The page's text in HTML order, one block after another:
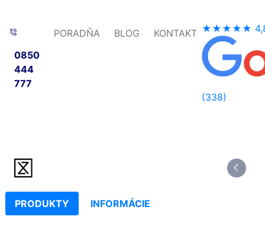
0850
444
777
PORADŇA BLOG KONTAKT ★★★★★
(338)
PRODUKTY INFORMÁCIE